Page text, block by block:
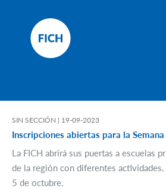
SIN SECCIÓN | 19-09-2023
Inscripciones abiertas para la
La FICH abrirá sus puertas a escuelas
de la región con diferentes
5 de octubre.